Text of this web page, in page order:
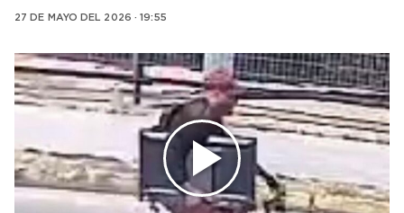
27 DE MAYO DEL 2026 · 19:55
Play
Video